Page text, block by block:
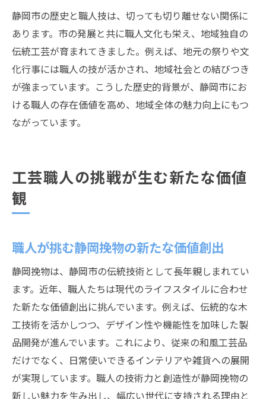
静岡市の歴史と職人技は、切っても切り離せない関係に
あります。市の発展と共に職人文化も栄え、地域独自の
伝統工芸が育まれてきました。例えば、地元の祭りや文
化行事には職人の技が活かされ、地域社会との結びつき
が強まっています。こうした歴史的背景が、静岡市にお
ける職人の存在価値を高め、地域全体の魅力向上にもつ
ながっています。
工芸職人の挑戦が生む新たな価値
観
職人が挑む静岡挽物の新たな価値創出
静岡挽物は、静岡市の伝統技術として長年親しまれてい
ます。近年、職人たちは現代のライフスタイルに合わせ
た新たな価値創出に挑んでいます。例えば、伝統的な木
工技術を活かしつつ、デザイン性や機能性を加味した製
品開発が進んでいます。これにより、従来の和風工芸品
だけでなく、日常使いできるインテリアや雑貨への展開
が実現しています。職人の技術力と創造性が静岡挽物の
新しい魅力を生み出し、幅広い世代に支持される理由と